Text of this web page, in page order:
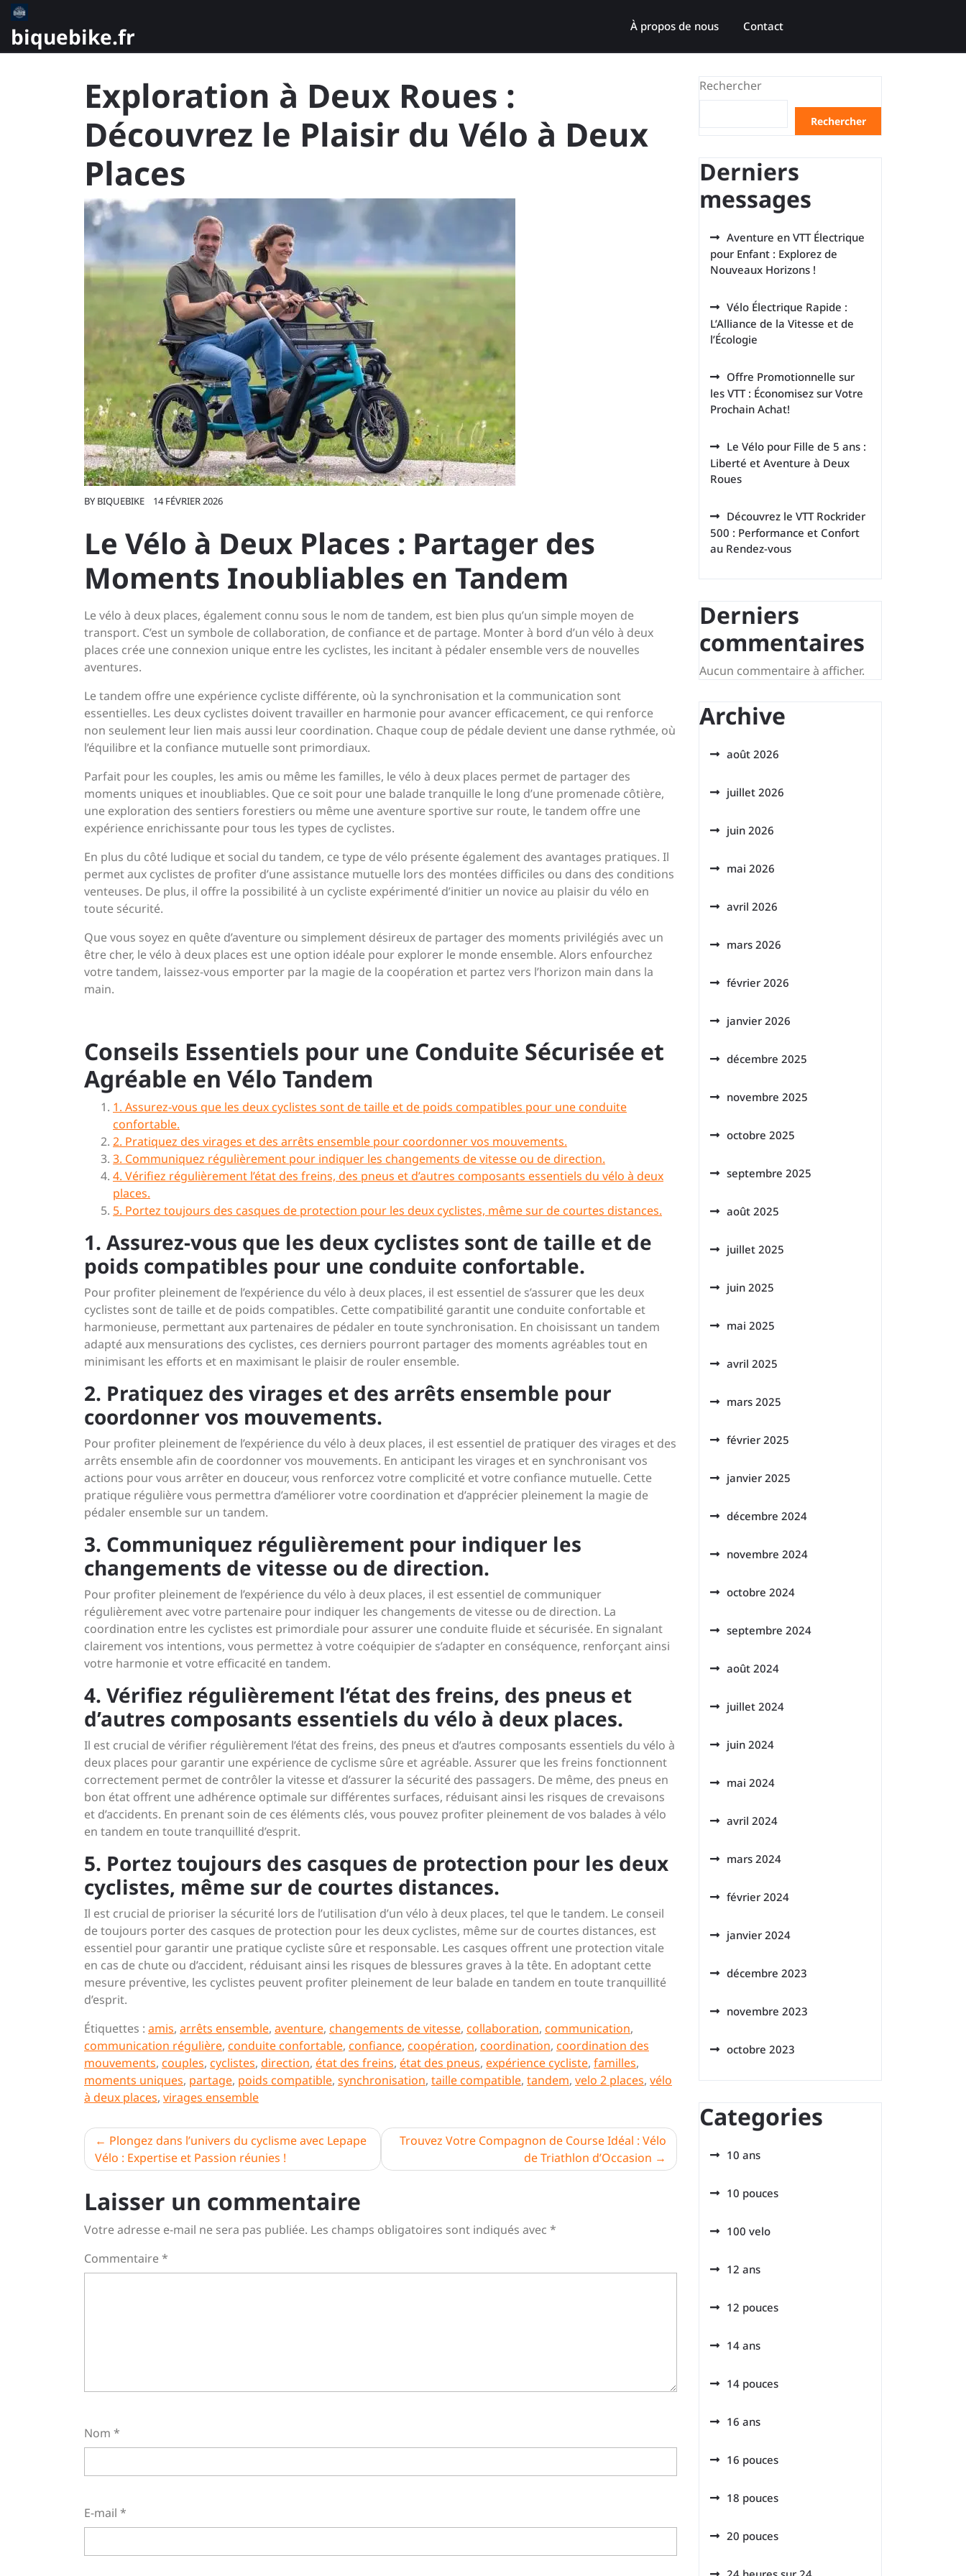
Skip
content
biquebike.fr À propos de nous Contact
Exploration à Deux Roues :
Découvrez le Plaisir du Vélo à Deux
Places
BY BIQUEBIKE 14 FÉVRIER 2026
Le Vélo à Deux Places : Partager des
Moments Inoubliables en Tandem
Le vélo à deux places, également connu sous le nom de tandem, est bien plus qu’un simple moyen de
transport. C’est un symbole de collaboration, de confiance et de partage. Monter à bord d’un vélo à deux
places crée une connexion unique entre les cyclistes, les incitant à pédaler ensemble vers de nouvelles
aventures.
Le tandem offre une expérience cycliste différente, où la synchronisation et la communication sont
essentielles. Les deux cyclistes doivent travailler en harmonie pour avancer efficacement, ce qui renforce
non seulement leur lien mais aussi leur coordination. Chaque coup de pédale devient une danse rythmée, où
l’équilibre et la confiance mutuelle sont primordiaux.
Parfait pour les couples, les amis ou même les familles, le vélo à deux places permet de partager des
moments uniques et inoubliables. Que ce soit pour une balade tranquille le long d’une promenade côtière,
une exploration des sentiers forestiers ou même une aventure sportive sur route, le tandem offre une
expérience enrichissante pour tous les types de cyclistes.
En plus du côté ludique et social du tandem, ce type de vélo présente également des avantages pratiques. Il
permet aux cyclistes de profiter d’une assistance mutuelle lors des montées difficiles ou dans des conditions
venteuses. De plus, il offre la possibilité à un cycliste expérimenté d’initier un novice au plaisir du vélo en
toute sécurité.
Que vous soyez en quête d’aventure ou simplement désireux de partager des moments privilégiés avec un
être cher, le vélo à deux places est une option idéale pour explorer le monde ensemble. Alors enfourchez
votre tandem, laissez-vous emporter par la magie de la coopération et partez vers l’horizon main dans la
main.
Conseils Essentiels pour une Conduite Sécurisée et
Agréable en Vélo Tandem
1. Assurez-vous que les deux cyclistes sont de taille et de poids compatibles pour une conduite
confortable.
2. Pratiquez des virages et des arrêts ensemble pour coordonner vos mouvements.
3. Communiquez régulièrement pour indiquer les changements de vitesse ou de direction.
4. Vérifiez régulièrement l’état des freins, des pneus et d’autres composants essentiels du vélo à deux
places.
5. Portez toujours des casques de protection pour les deux cyclistes, même sur de courtes distances.
1. Assurez-vous que les deux cyclistes sont de taille et de
poids compatibles pour une conduite confortable.
Pour profiter pleinement de l’expérience du vélo à deux places, il est essentiel de s’assurer que les deux
cyclistes sont de taille et de poids compatibles. Cette compatibilité garantit une conduite confortable et
harmonieuse, permettant aux partenaires de pédaler en toute synchronisation. En choisissant un tandem
adapté aux mensurations des cyclistes, ces derniers pourront partager des moments agréables tout en
minimisant les efforts et en maximisant le plaisir de rouler ensemble.
2. Pratiquez des virages et des arrêts ensemble pour
coordonner vos mouvements.
Pour profiter pleinement de l’expérience du vélo à deux places, il est essentiel de pratiquer des virages et des
arrêts ensemble afin de coordonner vos mouvements. En anticipant les virages et en synchronisant vos
actions pour vous arrêter en douceur, vous renforcez votre complicité et votre confiance mutuelle. Cette
pratique régulière vous permettra d’améliorer votre coordination et d’apprécier pleinement la magie de
pédaler ensemble sur un tandem.
3. Communiquez régulièrement pour indiquer les
changements de vitesse ou de direction.
Pour profiter pleinement de l’expérience du vélo à deux places, il est essentiel de communiquer
régulièrement avec votre partenaire pour indiquer les changements de vitesse ou de direction. La
coordination entre les cyclistes est primordiale pour assurer une conduite fluide et sécurisée. En signalant
clairement vos intentions, vous permettez à votre coéquipier de s’adapter en conséquence, renforçant ainsi
votre harmonie et votre efficacité en tandem.
4. Vérifiez régulièrement l’état des freins, des pneus et
d’autres composants essentiels du vélo à deux places.
Il est crucial de vérifier régulièrement l’état des freins, des pneus et d’autres composants essentiels du vélo à
deux places pour garantir une expérience de cyclisme sûre et agréable. Assurer que les freins fonctionnent
correctement permet de contrôler la vitesse et d’assurer la sécurité des passagers. De même, des pneus en
bon état offrent une adhérence optimale sur différentes surfaces, réduisant ainsi les risques de crevaisons
et d’accidents. En prenant soin de ces éléments clés, vous pouvez profiter pleinement de vos balades à vélo
en tandem en toute tranquillité d’esprit.
5. Portez toujours des casques de protection pour les deux
cyclistes, même sur de courtes distances.
Il est crucial de prioriser la sécurité lors de l’utilisation d’un vélo à deux places, tel que le tandem. Le conseil
de toujours porter des casques de protection pour les deux cyclistes, même sur de courtes distances, est
essentiel pour garantir une pratique cycliste sûre et responsable. Les casques offrent une protection vitale
en cas de chute ou d’accident, réduisant ainsi les risques de blessures graves à la tête. En adoptant cette
mesure préventive, les cyclistes peuvent profiter pleinement de leur balade en tandem en toute tranquillité
d’esprit.
Étiquettes : amis, arrêts ensemble, aventure, changements de vitesse, collaboration, communication,
communication régulière, conduite confortable, confiance, coopération, coordination, coordination des
mouvements, couples, cyclistes, direction, état des freins, état des pneus, expérience cycliste, familles,
moments uniques, partage, poids compatible, synchronisation, taille compatible, tandem, velo 2 places, vélo
à deux places, virages ensemble
Navigation
de
l’article
Plongez dans l’univers du cyclisme avec Lepape
Vélo : Expertise et Passion réunies !
Trouvez Votre Compagnon de Course Idéal : Vélo
de Triathlon d’Occasion
Laisser un commentaire
Votre adresse e-mail ne sera pas publiée. Les champs obligatoires sont indiqués avec *
Commentaire*
Nom *
E-mail *
Rechercher
Rechercher
Derniers
messages
Aventure en VTT Électrique
pour Enfant : Explorez de
Nouveaux Horizons !
Vélo Électrique Rapide :
L’Alliance de la Vitesse et de
l’Écologie
Offre Promotionnelle sur
les VTT : Économisez sur Votre
Prochain Achat!
Le Vélo pour Fille de 5 ans :
Liberté et Aventure à Deux
Roues
Découvrez le VTT Rockrider
500 : Performance et Confort
au Rendez-vous
Derniers
commentaires
Aucun commentaire à afficher.
Archive
août 2026
juillet 2026
juin 2026
mai 2026
avril 2026
mars 2026
février 2026
janvier 2026
décembre 2025
novembre 2025
octobre 2025
septembre 2025
août 2025
juillet 2025
juin 2025
mai 2025
avril 2025
mars 2025
février 2025
janvier 2025
décembre 2024
novembre 2024
octobre 2024
septembre 2024
août 2024
juillet 2024
juin 2024
mai 2024
avril 2024
mars 2024
février 2024
janvier 2024
décembre 2023
novembre 2023
octobre 2023
Categories
10 ans
10 pouces
100 velo
12 ans
12 pouces
14 ans
14 pouces
16 ans
16 pouces
18 pouces
20 pouces